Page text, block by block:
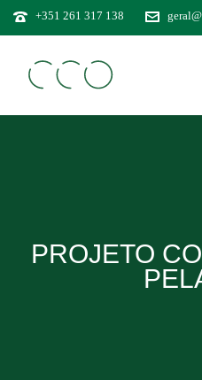
+351 261 317 138
PROJETO